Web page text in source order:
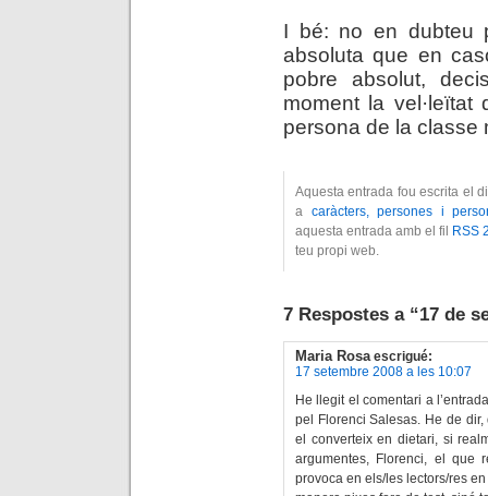
I bé: no en dubteu
absoluta que en
pobre absolut,
moment la vel·leïtat
persona de la classe
Aquesta entrada fou escrita el
a caràcters, persones i
aquesta entrada amb el fil
RSS
teu propi web.
7 Respostes a “17 de
Maria Rosa escrigué:
17 setembre 2008 a les 10:07
He llegit el comentari a
pel Florenci Salesas. He de
el converteix en dietari, si
argumentes, Florenci, el que
provoca en els/les lectors/res